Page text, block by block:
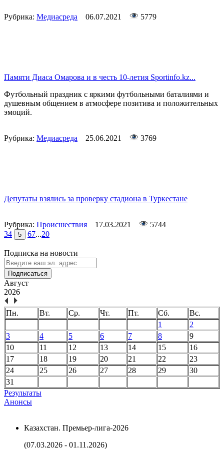
Рубрика: Медиасреда 06.07.2021 5779
Памяти Диаса Омарова и в честь 10-летия Sportinfo.kz...
Футбольный праздник с яркими футбольными баталиями и
душевным общением в атмосфере позитива и положительных
эмоций.
Рубрика: Медиасреда 25.06.2021 3769
Депутаты взялись за проверку стадиона в Туркестане
Рубрика: Происшествия 17.03.2021
5744
34 5 67...20
Подписка на новости
Подписаться
Август
2026
Пн. Вт. Ср. Чт. Пт. Сб.
Вс.
1
2
3
4 5 6 7 8
9
10
11 12 13 14 15
16
17
18 19 20 21 22
23
24
25 26 27 28 29
30
31
Результаты
Анонсы
Казахстан. Премьер-лига-2026
(07.03.2026 - 01.11.2026)